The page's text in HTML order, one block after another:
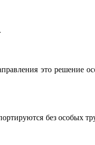
это решение
без особых